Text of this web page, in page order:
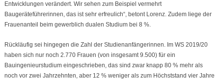
Entwicklungen verändert. Wir sehen zum Beispiel vermehrt
Baugeräteführerinnen, das ist sehr erfreulich“, betont Lorenz. Zudem liege der
Frauenanteil beim gewerblich dualen Studium bei 8 %.
Rückläufig sei hingegen die Zahl der Studienanfängerinnen. Im WS 2019/20
haben sich nur noch 2.770 Frauen (von insgesamt 9.500) für ein
Bauingenieurstudium eingeschrieben, das sind zwar knapp 80 % mehr als
noch vor zwei Jahrzehnten, aber 12 % weniger als zum Höchststand vier Jahre